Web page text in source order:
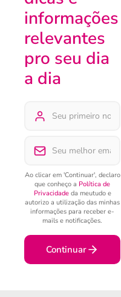
informações
relevantes
pro seu dia
a dia
Ao clicar em 'Continuar', declaro
que conheço a Política de
Privacidadeda meutudo e
autorizo a utilização das minhas
informações para receber e-
mails e notificações.
Continuar